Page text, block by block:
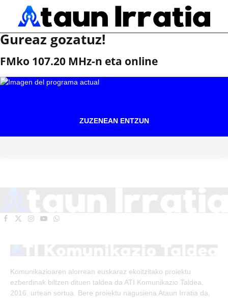
Gureaz gozatuz!
FMko 107.20 MHz-n eta online
ZUZENEAN ENTZUN
Facebook
X
Instagram
YouTubeWhatsApp
Komunikazioaren alorrean euskaraz ekoitzitako proiektu
ezberdinak biltzen dituen taldea da ATI Komunikazio Taldea,
2016. urtean sortua. Bere proiektu nagusiena Ataun Irratia da,